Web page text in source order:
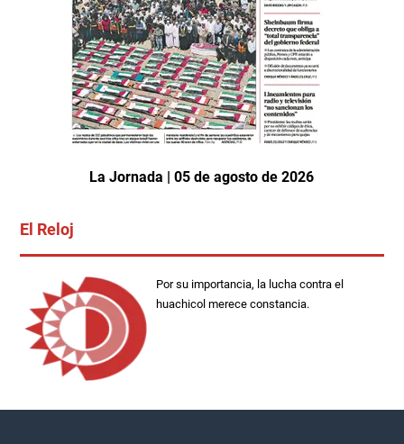
La Jornada | 05 de agosto de 2026
El Reloj
Por su importancia, la lucha contra el
huachicol merece constancia.